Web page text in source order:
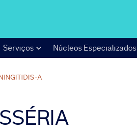
Serviços Núcleos Especializados
A